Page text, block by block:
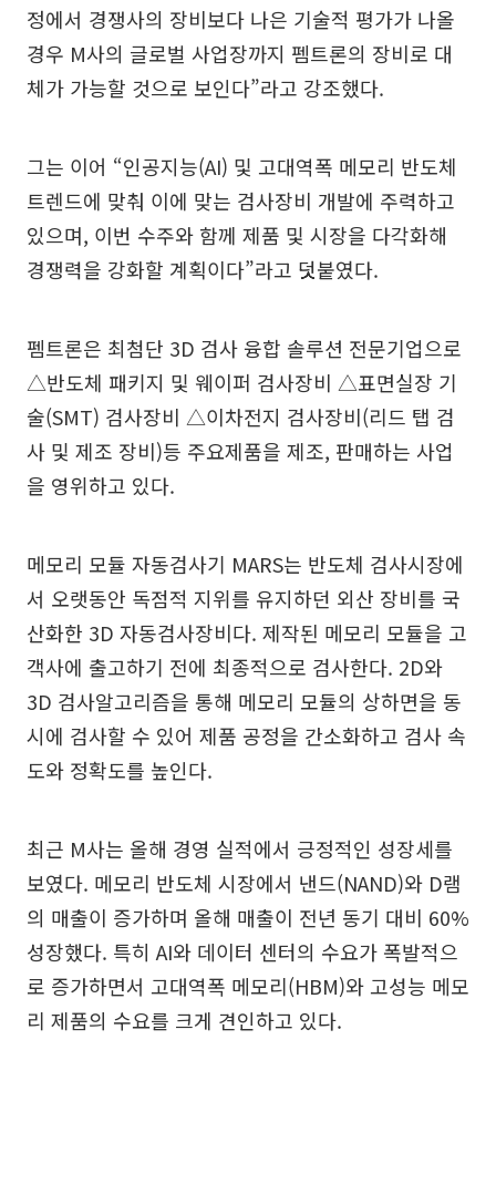
정에서 경쟁사의 장비보다 나은 기술적 평가가 나올
경우 M사의 글로벌 사업장까지 펨트론의 장비로 대
체가 가능할 것으로 보인다”라고 강조했다.
그는 이어 “인공지능(AI) 및 고대역폭 메모리 반도체
트렌드에 맞춰 이에 맞는 검사장비 개발에 주력하고
있으며, 이번 수주와 함께 제품 및 시장을 다각화해
경쟁력을 강화할 계획이다”라고 덧붙였다.
펨트론은 최첨단 3D 검사 융합 솔루션 전문기업으로
△반도체 패키지 및 웨이퍼 검사장비 △표면실장 기
술(SMT) 검사장비 △이차전지 검사장비(리드 탭 검
사 및 제조 장비)등 주요제품을 제조, 판매하는 사업
을 영위하고 있다.
메모리 모듈 자동검사기 MARS는 반도체 검사시장에
서 오랫동안 독점적 지위를 유지하던 외산 장비를 국
산화한 3D 자동검사장비다. 제작된 메모리 모듈을 고
객사에 출고하기 전에 최종적으로 검사한다. 2D와
3D 검사알고리즘을 통해 메모리 모듈의 상하면을 동
시에 검사할 수 있어 제품 공정을 간소화하고 검사 속
도와 정확도를 높인다.
최근 M사는 올해 경영 실적에서 긍정적인 성장세를
보였다. 메모리 반도체 시장에서 낸드(NAND)와 D램
의 매출이 증가하며 올해 매출이 전년 동기 대비 60%
성장했다. 특히 AI와 데이터 센터의 수요가 폭발적으
로 증가하면서 고대역폭 메모리(HBM)와 고성능 메모
리 제품의 수요를 크게 견인하고 있다.